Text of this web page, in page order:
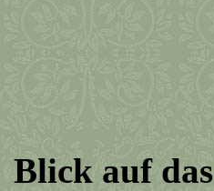
Blick auf